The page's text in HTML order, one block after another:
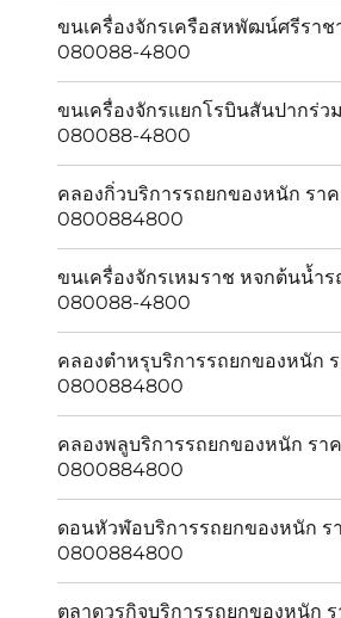
ขนเครื่องจักรเครือสหพัฒน์ศรีรา
080088-4800
ขนเครื่องจักรแยกโรบินสันปากร่ว
080088-4800
คลองกิ่วบริการรถยกของหนัก รา
0800884800
ขนเครื่องจักรเหมราช หจกต้นน้ำ
080088-4800
คลองตำหรุบริการรถยกของหนัก
0800884800
คลองพลูบริการรถยกของหนัก รา
0800884800
ดอนหัวฬ่อบริการรถยกของหนัก ร
0800884800
ตลาดวรกิจบริการรถยกของหนัก